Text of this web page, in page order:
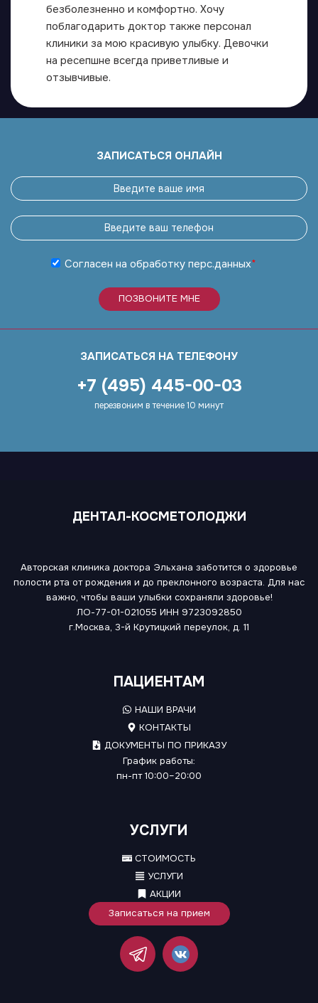
безболезненно и комфортно. Хочу
поблагодарить доктор также персонал
клиники за мою красивую улыбку. Девочки
на ресепшне всегда приветливые и
отзывчивые.
ЗАПИСАТЬСЯ ОНЛАЙН
Согласен на обработку перс.данных*
ПОЗВОНИТЕ МНЕ
ЗАПИСАТЬСЯ НА ТЕЛЕФОНУ
+7 (495) 445-00-03
перезвоним в течение 10 минут
ДЕНТАЛ-КОСМЕТОЛОДЖИ
Авторская клиника доктора Эльхана заботится о здоровье
полости рта от рождения и до преклонного возраста. Для нас
важно, чтобы ваши улыбки сохраняли здоровье!
ЛО-77-01-021055 ИНН 9723092850
г.Москва, 3-й Крутицкий переулок, д. 11
ПАЦИЕНТАМ
НАШИ ВРАЧИ
КОНТАКТЫ
ДОКУМЕНТЫ ПО ПРИКАЗУ
График работы:
пн-пт 10:00–20:00
УСЛУГИ
СТОИМОСТЬ
УСЛУГИ
АКЦИИ
Записаться на прием